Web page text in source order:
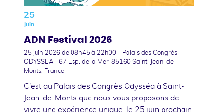
25
Juin
ADN Festival 2026
25 juin 2026 de 08h45 à 22h00 - Palais des Congrès
ODYSSEA - 67 Esp. de la Mer, 85160 Saint-Jean-de-
Monts, France
C'est au Palais des Congrès Odysséa à Saint-
Jean-de-Monts que nous vous proposons de
vivre une expérience unique, le 25 juin prochain